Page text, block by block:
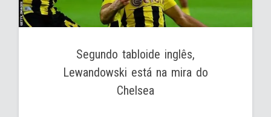
Segundo tabloide inglês,
Lewandowski está na mira do
Chelsea